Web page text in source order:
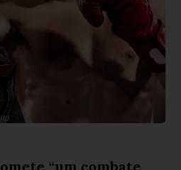
“um combate